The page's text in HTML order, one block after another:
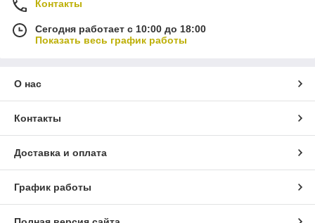
Контакты
Сегодня работает с 10:00 до 18:00
Показать весь график работы
О нас
Контакты
Доставка и оплата
График работы